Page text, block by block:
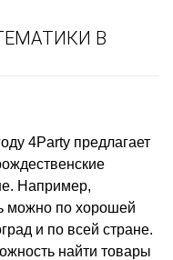
В
4Party предлагает
Например,
можно по хорошей
и по всей стране.
найти товары